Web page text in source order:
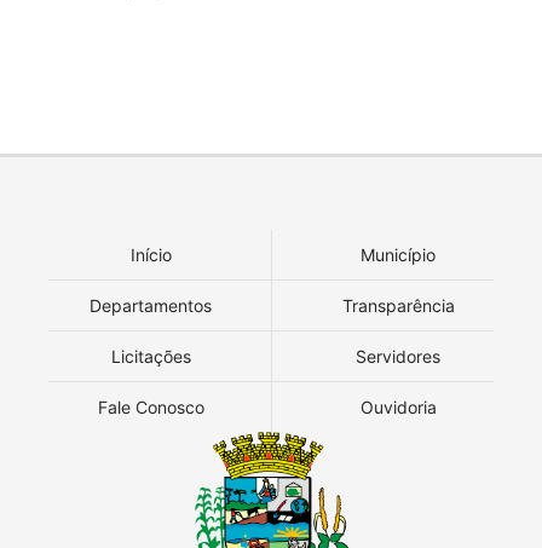
Início Município
Departamentos Transparência
Licitações Servidores
Fale Conosco Ouvidoria